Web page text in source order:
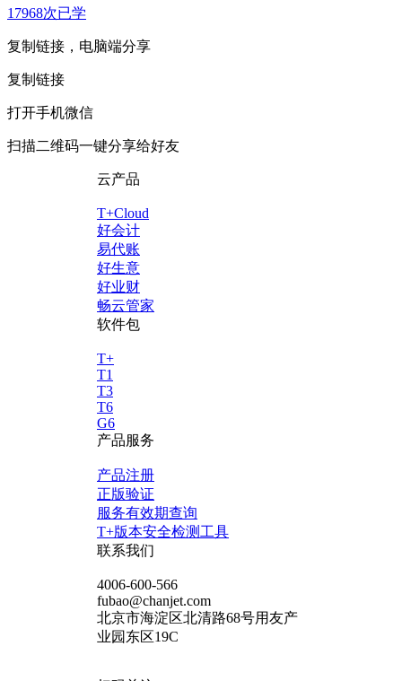
17968次已学
复制链接，电脑端分享
复制链接
打开手机微信
扫描二维码一键分享给好友
云产品
T+Cloud
好会计
易代账
好生意
好业财
畅云管家
软件包
T+
T1
T3
T6
G6
产品服务
产品注册
正版验证
服务有效期查询
T+版本安全检测工具
联系我们
4006-600-566
fubao@chanjet.com
北京市海淀区北清路68号用友产
业园东区19C